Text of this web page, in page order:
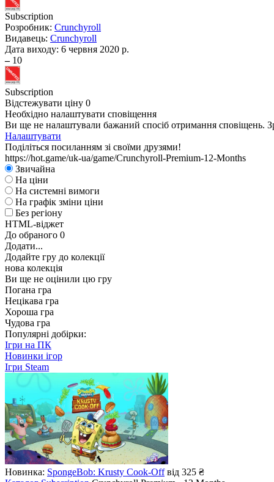
Subscription
Розробник: Crunchyroll
Видавець: Crunchyroll
Дата виходу: 6 червня 2020 р.
– 10
Subscription
Відстежувати ціну 0
Необхідно налаштувати сповіщення
Ви ще не налаштували бажаний спосіб отримання сповіщень.
Налаштувати
Поділіться посиланням зі своїми друзями!
https://hot.game/uk-ua/game/Crunchyroll-Premium-12-Months
Звичайна
На ціни
На системні вимоги
На графік зміни ціни
Без регіону
HTML-віджет
До обраного 0
Додати...
Додайте гру до колекції
нова колекція
Ви ще не оцінили цю гру
Погана гра
Нецікава гра
Хороша гра
Чудова гра
Популярні добірки:
Ігри на ПК
Новинки ігор
Ігри Steam
Новинка: SpongeBob: Krusty Cook-Offвід 325 ₴